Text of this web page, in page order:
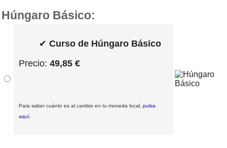
Húngaro Básico:
✔ Curso de Húngaro Básico
Precio: 49,85 €
Para saber cuánto es al cambio en tu moneda local, pulsa
aquí